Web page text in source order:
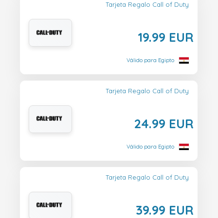
Tarjeta Regalo Call of Duty
19.99 EUR
Válido para Egipto
Tarjeta Regalo Call of Duty
24.99 EUR
Válido para Egipto
Tarjeta Regalo Call of Duty
39.99 EUR